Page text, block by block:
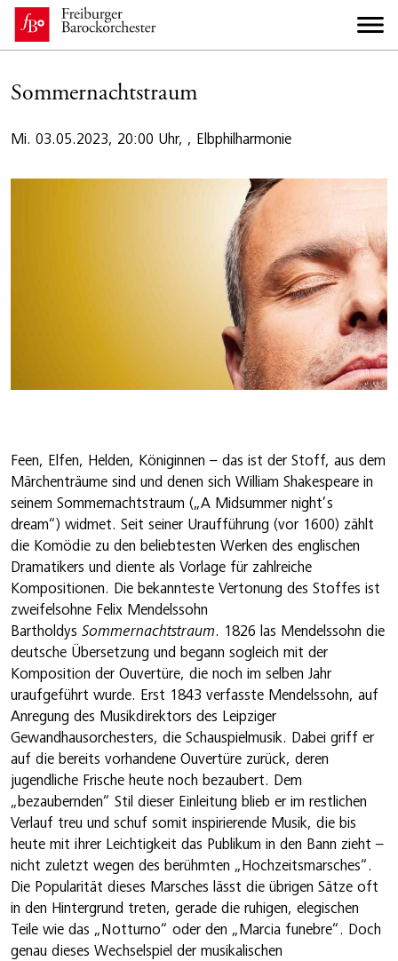
Sommernachtstraum
Mi. 03.05.2023, 20:00 Uhr, , Elbphilharmonie
Feen, Elfen, Helden, Königinnen – das ist der Stoff, aus dem
Märchenträume sind und denen sich William Shakespeare in
seinem Sommernachtstraum („A Midsummer night’s
dream“) widmet. Seit seiner Uraufführung (vor 1600) zählt
die Komödie zu den beliebtesten Werken des englischen
Dramatikers und diente als Vorlage für zahlreiche
Kompositionen. Die bekannteste Vertonung des Stoffes ist
zweifelsohne Felix Mendelssohn
Bartholdys Sommernachtstraum. 1826 las Mendelssohn die
deutsche Übersetzung und begann sogleich mit der
Komposition der Ouvertüre, die noch im selben Jahr
uraufgeführt wurde. Erst 1843 verfasste Mendelssohn, auf
Anregung des Musikdirektors des Leipziger
Gewandhausorchesters, die Schauspielmusik. Dabei griff er
auf die bereits vorhandene Ouvertüre zurück, deren
jugendliche Frische heute noch bezaubert. Dem
„bezaubernden“ Stil dieser Einleitung blieb er im restlichen
Verlauf treu und schuf somit inspirierende Musik, die bis
heute mit ihrer Leichtigkeit das Publikum in den Bann zieht –
nicht zuletzt wegen des berühmten „Hochzeitsmarsches“.
Die Popularität dieses Marsches lässt die übrigen Sätze oft
in den Hintergrund treten, gerade die ruhigen, elegischen
Teile wie das „Notturno“ oder den „Marcia funebre“. Doch
genau dieses Wechselspiel der musikalischen